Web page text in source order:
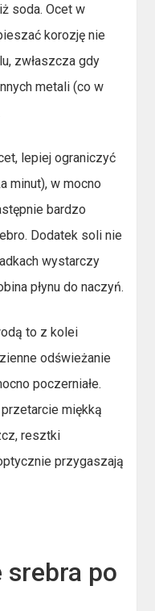
soda. Ocet w
korozję nie
zwłaszcza gdy
metali (co w
lepiej ograniczyć
minut), w mocno
bardzo
Dodatek soli nie
wystarczy
płynu do naczyń.
to z kolei
odświeżanie
poczerniałe.
miękką
resztki
przygaszają
srebra po